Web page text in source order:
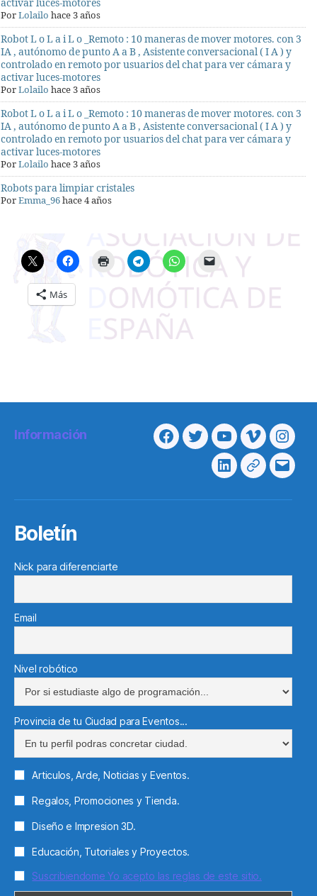
activar luces-motores
PorLolailo hace 3 años
Robot L o L a i L o _Remoto : 10 maneras de mover motores. con 3
IA , autónomo de punto A a B , Asistente conversacional ( I A ) y
controlado en remoto por usuarios del chat para ver cámara y
activar luces-motores
PorLolailo hace 3 años
Robot L o L a i L o _Remoto : 10 maneras de mover motores. con 3
IA , autónomo de punto A a B , Asistente conversacional ( I A ) y
controlado en remoto por usuarios del chat para ver cámara y
activar luces-motores
PorLolailo hace 3 años
Robots para limpiar cristales
PorEmma_96hace 4 años
Más
Información
Facebook
TwitterYoutubeVimeo
LinkedinTelegram
Boletín
Nick para diferenciarte
Email
Nivel robótico
Provincia de tu Ciudad para Eventos...
Articulos, Arde, Noticias y Eventos.
Regalos, Promociones y Tienda.
Diseño e Impresion 3D.
Educación, Tutoriales y Proyectos.
Suscribiendome Yo acepto las reglas de este sitio.